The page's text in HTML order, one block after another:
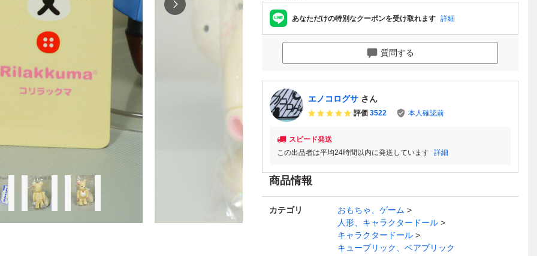
あなただけの特別なクーポンを受け取れます 詳細
質問する
エノコログサ さん
評価 3522 本人確認前
スピード発送
この出品者は平均24時間以内に発送しています 詳細
商品情報
カテゴリ
おもちゃ、ゲーム
人形、キャラクタードール
キャラクタードール
キューブリック、ベアブリック